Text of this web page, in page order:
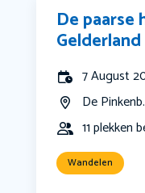
De paarse
Gelderland
7 August
De
11 plekken
Wandelen